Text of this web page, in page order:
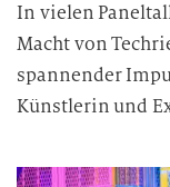
In vielen
Macht von
spannender
Künstlerin und